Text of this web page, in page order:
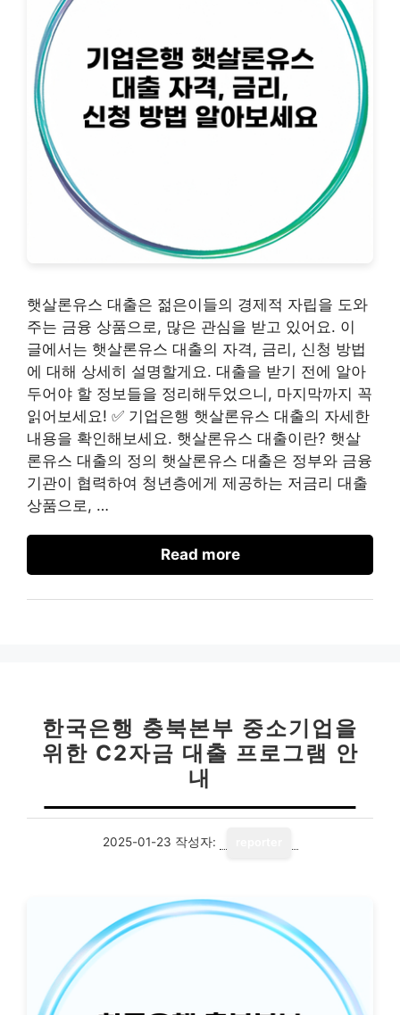
햇살론유스 대출은 젊은이들의 경제적 자립을 도와
주는 금융 상품으로, 많은 관심을 받고 있어요. 이
글에서는 햇살론유스 대출의 자격, 금리, 신청 방법
에 대해 상세히 설명할게요. 대출을 받기 전에 알아
두어야 할 정보들을 정리해두었으니, 마지막까지 꼭
읽어보세요! ✅ 기업은행 햇살론유스 대출의 자세한
내용을 확인해보세요. 햇살론유스 대출이란? 햇살
론유스 대출의 정의 햇살론유스 대출은 정부와 금융
기관이 협력하여 청년층에게 제공하는 저금리 대출
상품으로, …
Read more
한국은행 충북본부 중소기업을
위한 C2자금 대출 프로그램 안
내
2025-01-23 작성자: